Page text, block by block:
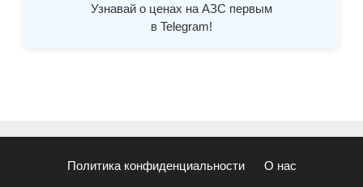
Узнавай о ценах на АЗС первым
в Telegram!
Политика конфиденциальности О нас